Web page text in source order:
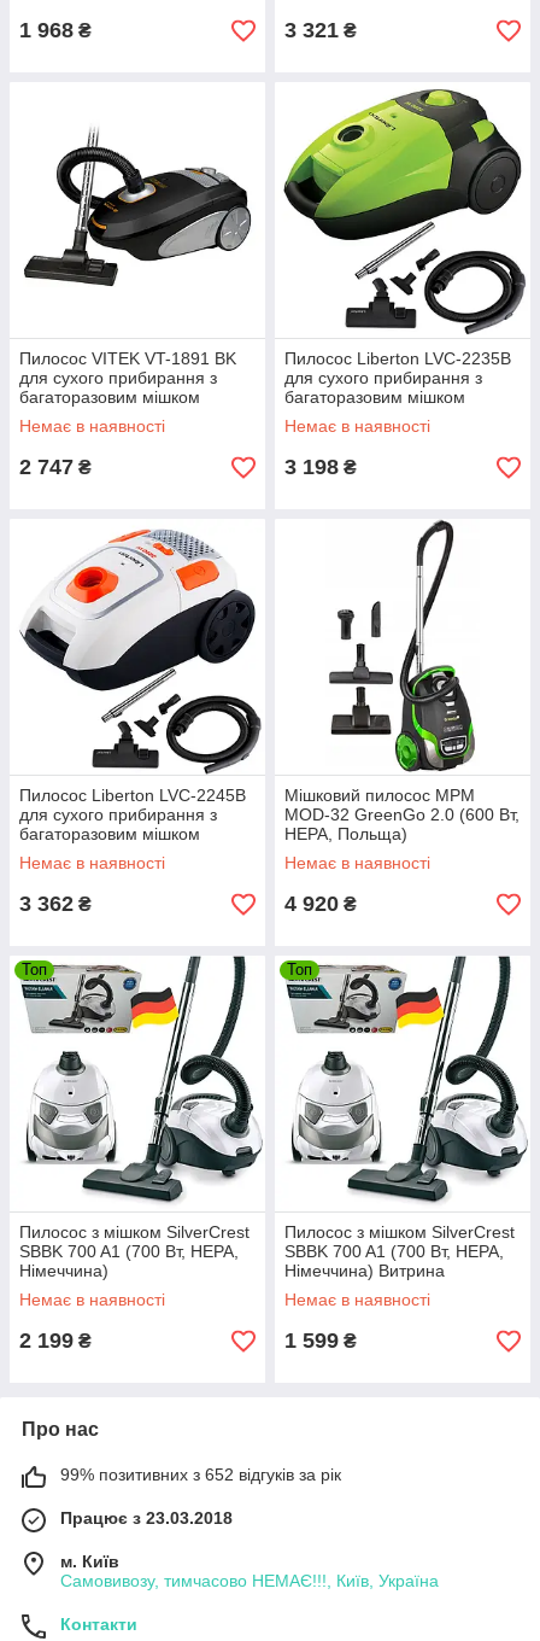
1 968 ₴ 3 321 ₴
Пилосос VITEK VT-1891 BK
для сухого прибирання з
багаторазовим мішком
(2200Вт)
Немає в наявності
2 747 ₴
Пилосос Liberton LVC-2235B
для сухого прибирання з
багаторазовим мішком
(2200Вт, Німеччина)
Немає в наявності
3 198 ₴
Пилосос Liberton LVC-2245B
для сухого прибирання з
багаторазовим мішком
(2200Вт, Німеччина)
Немає в наявності
3 362 ₴
Мішковий пилосос MPM
MOD-32 GreenGo 2.0 (600 Вт,
НЕРА, Польща)
Немає в наявності
4 920 ₴
Топ
Пилосос з мішком SilverCrest
SBBK 700 A1 (700 Вт, НЕРА,
Німеччина)
Немає в наявності
2 199 ₴
Топ
Пилосос з мішком SilverCrest
SBBK 700 A1 (700 Вт, НЕРА,
Німеччина) Витрина
Немає в наявності
1 599 ₴
Про нас
99% позитивних з 652 відгуків за рік
Працює з 23.03.2018
м. Київ
Самовивозу, тимчасово НЕМАЄ!!!, Київ, Україна
Контакти